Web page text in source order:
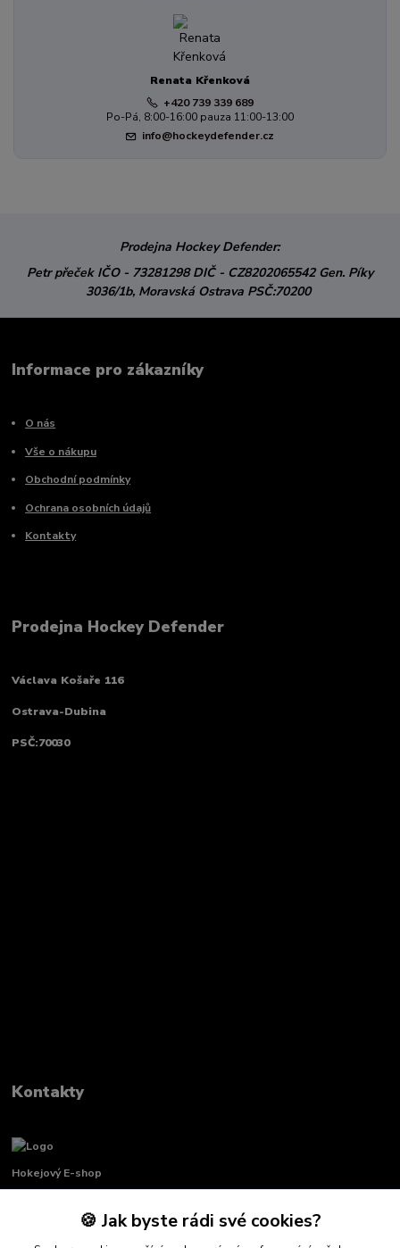
Renata Křenková
+420 739 339 689
Po-Pá, 8:00-16:00 pauza 11:00-13:00
info@hockeydefender.cz
Prodejna Hockey Defender:
Petr přeček IČO - 73281298DIČ - CZ8202065542 Gen. Píky
3036/1b, Moravská Ostrava PSČ:70200
Informace pro zákazníky
O nás
Vše o nákupu
Obchodní podmínky
Ochrana osobních údajů
Kontakty
Prodejna Hockey Defender
Václava Košaře 116
Ostrava-Dubina
PSČ:70030
Kontakty
Hokejový E-shop
Renata Křenková
+420 739 339 689
🍪 Jak byste rádi své cookies?